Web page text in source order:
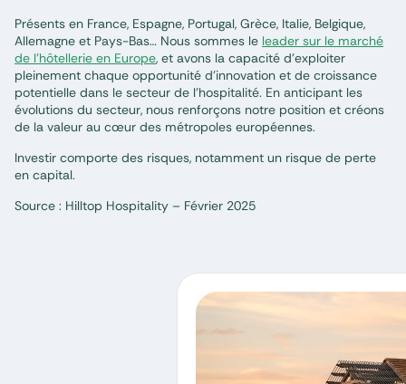
Présents en France, Espagne, Portugal, Grèce, Italie, Belgique,
Allemagne et Pays-Bas… Nous sommes le leader sur le marché
de l’hôtellerie en Europe, et avons la capacité d’exploiter
pleinement chaque opportunité d’innovation et de croissance
potentielle dans le secteur de l’hospitalité. En anticipant les
évolutions du secteur, nous renforçons notre position et créons
de la valeur au cœur des métropoles européennes.
Investir comporte des risques, notamment un risque de perte
en capital.
Source : Hilltop Hospitality – Février 2025